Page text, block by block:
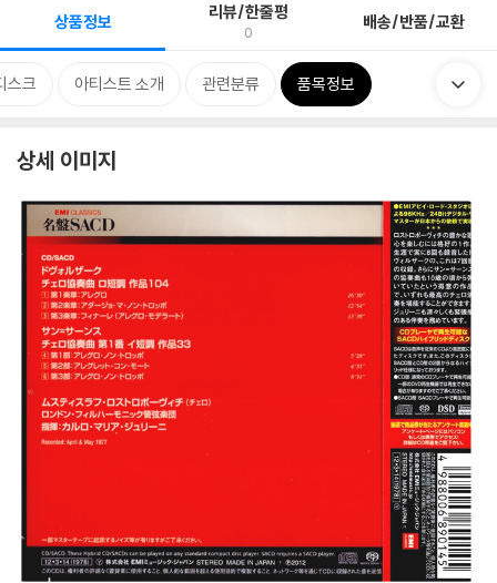
상품정보 리뷰/한줄평
0 배송/반품/교환
스크 아티스트 소개 관련분류 품목정보
상세 이미지